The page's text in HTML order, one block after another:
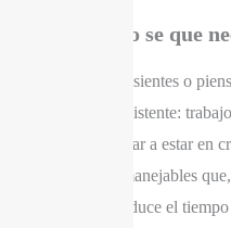
¿Cuando se que
Cuando lo que sientes o
de forma persistente:
hace falta esperar a estar en
dificultades manejables
ayuda antes reduce el